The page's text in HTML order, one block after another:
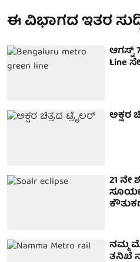
ಈ ವಿಭಾಗದ ಇತರ
ಆಗಸ್ಟ್
Line
ಅಕ್ಷರ
21
ನಮ್ಮ
ತನಿಖೆ